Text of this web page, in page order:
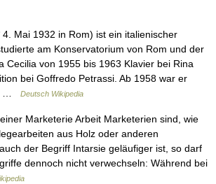
Mai 1932 in Rom) ist ein italienischer
am Konservatorium von Rom und der
Cecilia von 1955 bis 1963 Klavier bei Rina
bei Goffredo Petrassi. Ab 1958 war er
…
Deutsch Wikipedia
Marketerie Arbeit Marketerien sind, wie
aus Holz oder anderen
der Begriff Intarsie geläufiger ist, so darf
dennoch nicht verwechseln: Während bei